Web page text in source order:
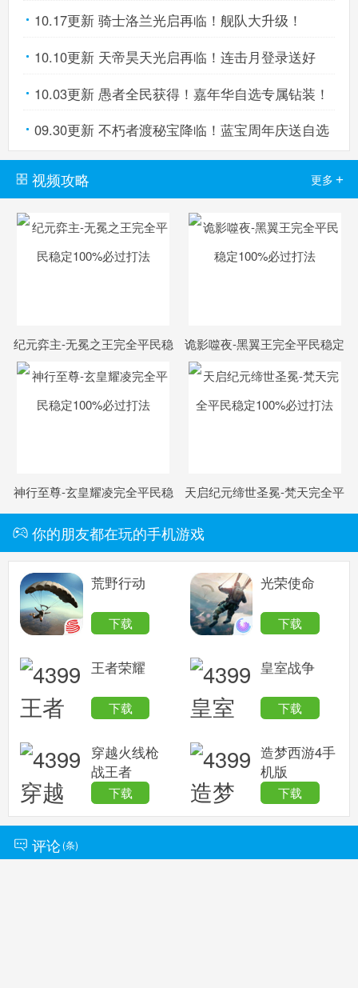
10.17更新 骑士洛兰光启再临！舰队大升级！
10.10更新 天帝昊天光启再临！连击月登录送好
礼！
10.03更新 愚者全民获得！嘉年华自选专属钻装！
09.30更新 不朽者渡秘宝降临！蓝宝周年庆送自选
亚比！
视频攻略 更多 +
纪元弈主-无冕之王完全平民稳
定100%必过打法
诡影噬夜-黑翼王完全平民稳定
100%必过打法
神行至尊-玄皇耀凌完全平民稳
天启纪元缔世圣冕-梵天完全平
你的朋友都在玩的手机游戏
荒野行动
下载
光荣使命
下载
王者荣耀
下载
皇室战争
下载
穿越火线枪
战王者
下载
造梦西游4手
机版
下载
评论(条)